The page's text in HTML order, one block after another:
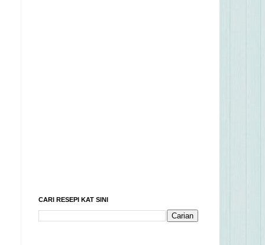
CARI RESEPI KAT SINI